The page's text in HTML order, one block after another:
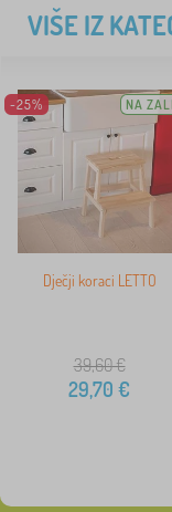
VIŠE IZ
-25% NA
Dječji koraci LETTO
39,60€
29,70 €